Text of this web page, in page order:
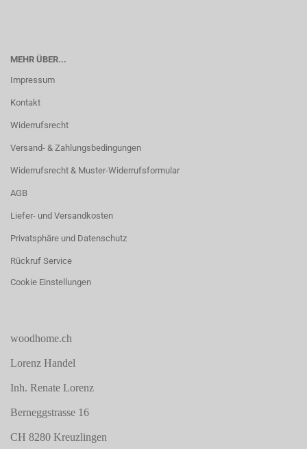
MEHR ÜBER...
Impressum
Kontakt
Widerrufsrecht
Versand- & Zahlungsbedingungen
Widerrufsrecht & Muster-Widerrufsformular
AGB
Liefer- und Versandkosten
Privatsphäre und Datenschutz
Rückruf Service
Cookie Einstellungen
woodhome.ch
Lorenz Handel
Inh. Renate Lorenz
Berneggstrasse 16
CH 8280 Kreuzlingen